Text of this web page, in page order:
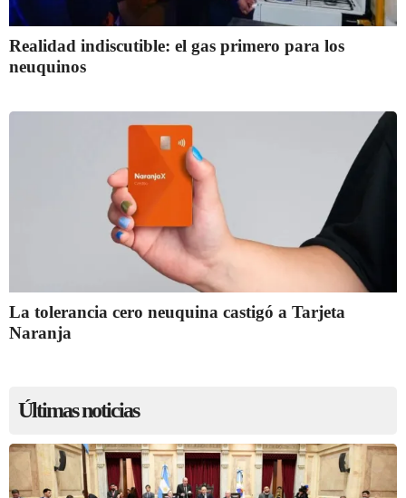
Realidad indiscutible: el gas primero para los
neuquinos
La tolerancia cero neuquina castigó a Tarjeta
Naranja
Últimas noticias